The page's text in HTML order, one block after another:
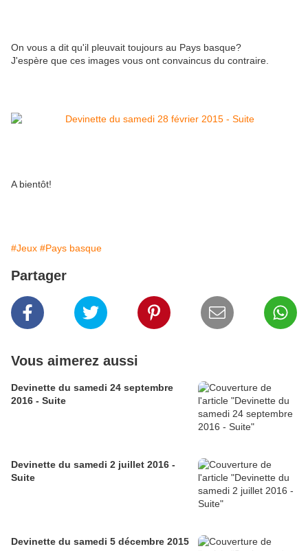
On vous a dit qu'il pleuvait toujours au Pays basque?
J'espère que ces images vous ont convaincus du contraire.
A bientôt!
#Jeux #Pays basque
Partager
Vous aimerez aussi
Devinette du samedi 24 septembre
2016 - Suite
Devinette du samedi 2 juillet 2016 -
Suite
Devinette du samedi 5 décembre 2015